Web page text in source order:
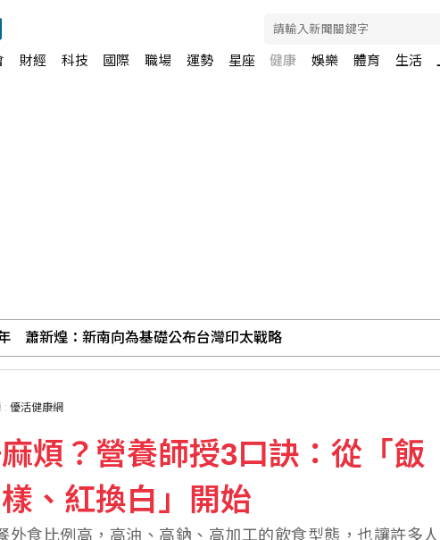
財經 科技 國際 職場 運勢 星座 健康 娛樂 體育 生活
蕭新煌：新南向為基礎公布台灣印太戰略
學習驗證 警示帳戶精確率增2倍
陸委會：海峽論壇影片內容未涉政治
: 優活健康網
煩？營養師授3口訣：從「飯
、紅換白」開始
外食比例高，高油、高鈉、高加工的飲食型態，也讓許多人